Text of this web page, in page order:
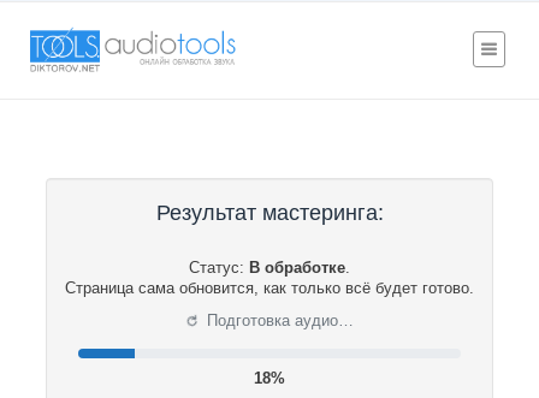
Результат мастеринга:
Статус: В обработке.
Страница сама обновится, как только всё будет готово.
⟳ Подготовка аудио…
19%